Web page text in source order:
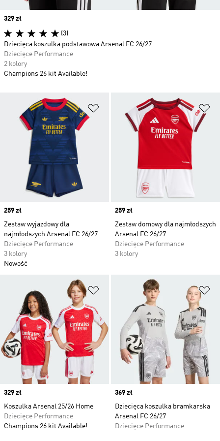
Dodaj do listy życzeń
Price
259 zł
Zestaw wyjazdowy dla
najmłodszych Arsenal FC 26/27
Dziecięce Performance
3 kolory
Nowość
Price
259 zł
Zestaw domowy dla najmłodszych
Arsenal FC 26/27
Dziecięce Performance
3 kolory
Dodaj do listy życzeń
Price
329 zł
Koszulka Arsenal 25/26 Home
Dziecięce Performance
Champions 26 kit Available!
Price
369 zł
Dziecięca koszulka bramkarska
Arsenal FC 26/27
Dziecięce Performance
Price
329 zł
(3)
Dziecięca koszulka podstawowa Arsenal FC 26/27
Dziecięce Performance
2 kolory
Champions 26 kit Available!